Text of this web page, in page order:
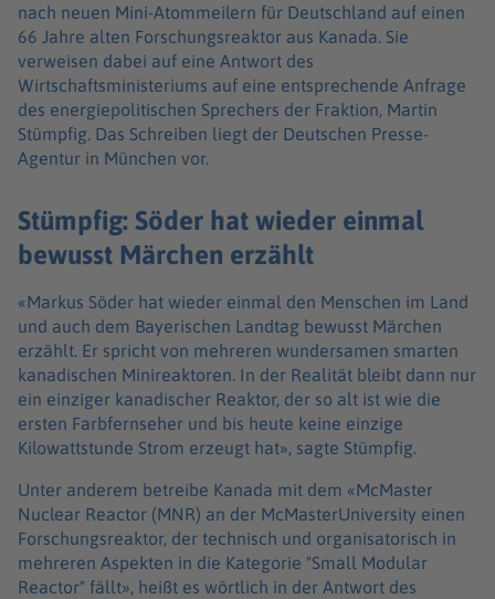
nach neuen Mini-Atommeilern für Deutschland auf einen
66 Jahre alten Forschungsreaktor aus Kanada. Sie
verweisen dabei auf eine Antwort des
Wirtschaftsministeriums auf eine entsprechende Anfrage
des energiepolitischen Sprechers der Fraktion, Martin
Stümpfig. Das Schreiben liegt der Deutschen Presse-
Agentur in München vor.
Stümpfig: Söder hat wieder einmal
bewusst Märchen erzählt
«Markus Söder hat wieder einmal den Menschen im Land
und auch dem Bayerischen Landtag bewusst Märchen
erzählt. Er spricht von mehreren wundersamen smarten
kanadischen Minireaktoren. In der Realität bleibt dann nur
ein einziger kanadischer Reaktor, der so alt ist wie die
ersten Farbfernseher und bis heute keine einzige
Kilowattstunde Strom erzeugt hat», sagte Stümpfig.
Unter anderem betreibe Kanada mit dem «McMaster
Nuclear Reactor (MNR) an der McMasterUniversity einen
Forschungsreaktor, der technisch und organisatorisch in
mehreren Aspekten in die Kategorie "Small Modular
Reactor" fällt», heißt es wörtlich in der Antwort des